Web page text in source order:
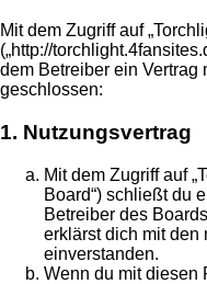
Mit dem Zugriff auf
(„http://
dem Betreiber ein Vertrag
geschlossen:
1. Nutzungsvertrag
Mit dem Zugriff auf
Board“) schließt du
Betreiber des
erklärst dich mit
einverstanden.
Wenn du mit diesen